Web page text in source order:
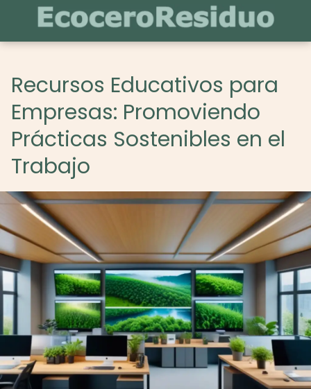
Recursos Educativos para
Empresas: Promoviendo
Prácticas Sostenibles en el
Trabajo